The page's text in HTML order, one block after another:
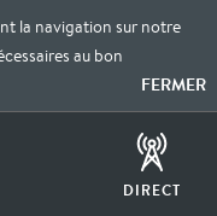
la navigation sur notre
au bon
FERMER
DIRECT